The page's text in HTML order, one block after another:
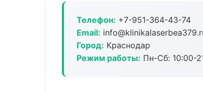
Телефон: +7-951-364-43-74
Email:
Город: Краснодар
Режим работы: Пн-Сб: 10:00-